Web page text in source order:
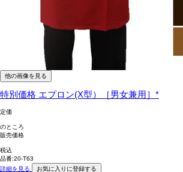
他の画像を見る
特別価格 エプロン(X型）［男女兼用］*
定価
のところ
販売価格
税込
品番:20-T63
詳細を見る
お気に入りに登録する